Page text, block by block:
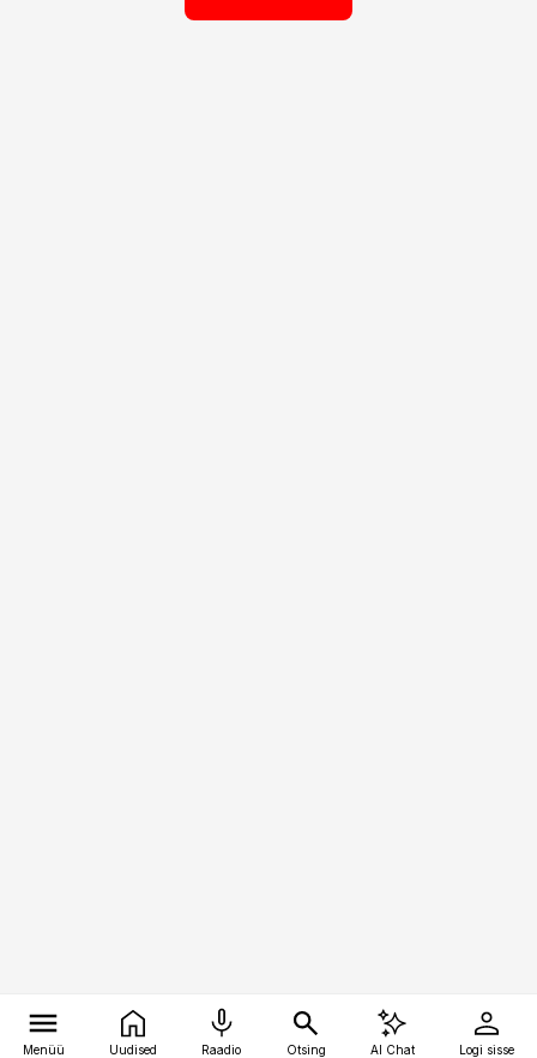
Menüü Uudised Raadio Otsing AI Chat Logi sisse